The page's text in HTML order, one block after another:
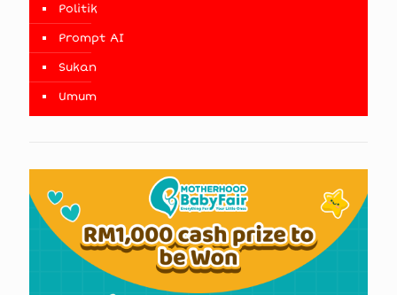
Politik
Prompt AI
Sukan
Umum